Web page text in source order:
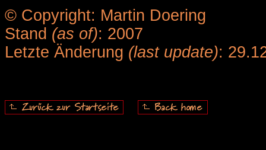
© Copyright: Martin Doering
Stand (as of): 2007
Letzte Änderung (last update):